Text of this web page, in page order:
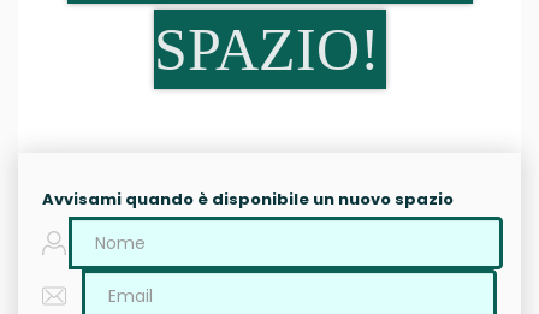
SPAZIO!
Avvisami quando è disponibile un nuovo spazio